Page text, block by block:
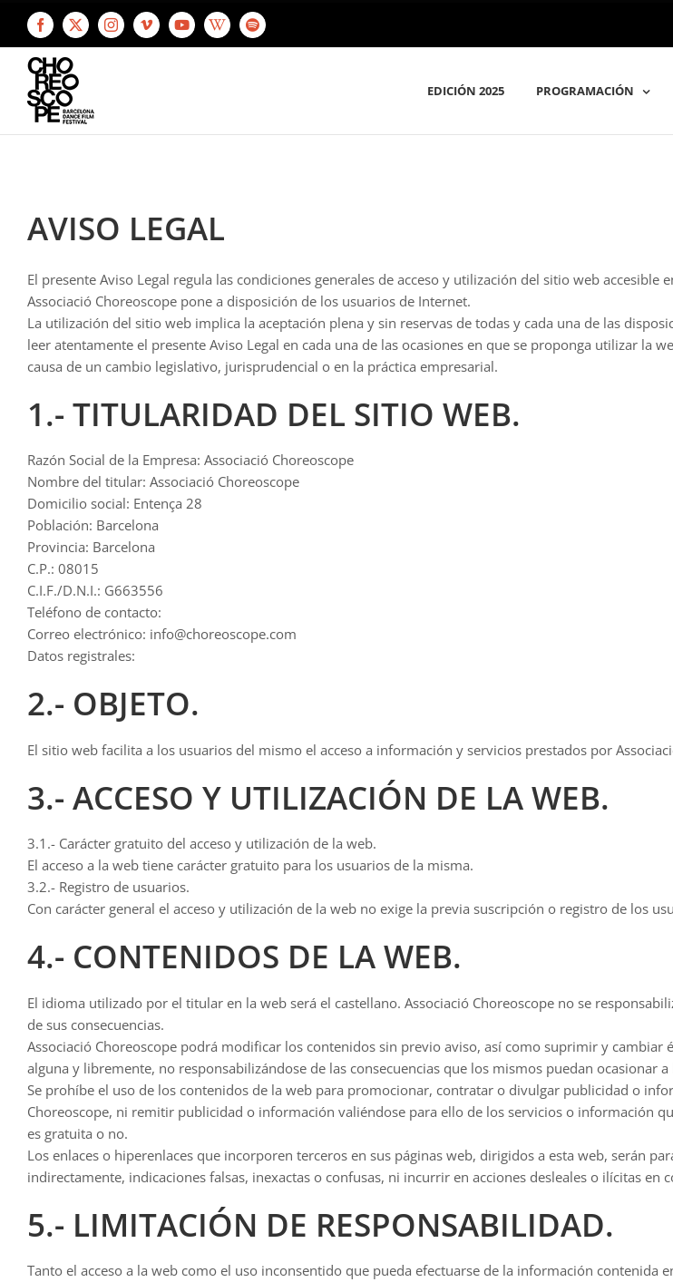
Saltar
contenido
Facebook
X InstagramVimeoYouTubeWikipediaSpotify
EDICIÓN 2025 PROGRAMACIÓN
AVISO LEGAL
El presente Aviso Legal regula las condiciones generales de acceso y utilización del sitio web
Associació Choreoscope pone a disposición de los usuarios de Internet.
La utilización del sitio web implica la aceptación plena y sin reservas de todas y cada una de las
leer atentamente el presente Aviso Legal en cada una de las ocasiones en que se proponga utilizar
causa de un cambio legislativo, jurisprudencial o en la práctica empresarial.
1.- TITULARIDAD DEL SITIO WEB.
Razón Social de la Empresa: Associació Choreoscope
Nombre del titular: Associació Choreoscope
Domicilio social: Entença 28
Población: Barcelona
Provincia: Barcelona
C.P.: 08015
C.I.F./D.N.I.: G663556
Teléfono de contacto:
Correo electrónico: info@choreoscope.com
Datos registrales:
2.- OBJETO.
El sitio web facilita a los usuarios del mismo el acceso a información y servicios prestados por
3.- ACCESO Y UTILIZACIÓN DE LA WEB.
3.1.- Carácter gratuito del acceso y utilización de la web.
El acceso a la web tiene carácter gratuito para los usuarios de la misma.
3.2.- Registro de usuarios.
Con carácter general el acceso y utilización de la web no exige la previa suscripción o registro de los
4.- CONTENIDOS DE LA WEB.
El idioma utilizado por el titular en la web será el castellano. Associació Choreoscope no se
de sus consecuencias.
Associació Choreoscope podrá modificar los contenidos sin previo aviso, así como suprimir y
alguna y libremente, no responsabilizándose de las consecuencias que los mismos puedan ocasionar a
Se prohíbe el uso de los contenidos de la web para promocionar, contratar o divulgar publicidad o
Choreoscope, ni remitir publicidad o información valiéndose para ello de los servicios o información
es gratuita o no.
Los enlaces o hiperenlaces que incorporen terceros en sus páginas web, dirigidos a esta web, serán
indirectamente, indicaciones falsas, inexactas o confusas, ni incurrir en acciones desleales o ilícitas en
5.- LIMITACIÓN DE RESPONSABILIDAD.
Tanto el acceso a la web como el uso inconsentido que pueda efectuarse de la información contenida